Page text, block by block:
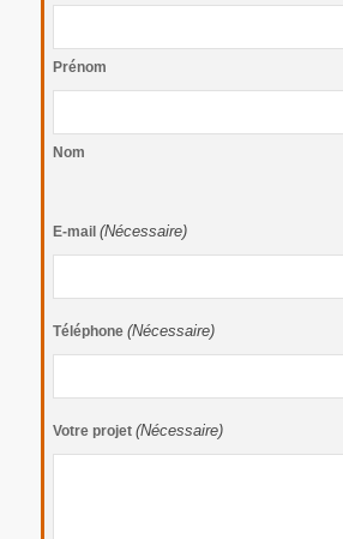
Prénom
Nom
E-mail (Nécessaire)
Téléphone (Nécessaire)
Votre projet (Nécessaire)